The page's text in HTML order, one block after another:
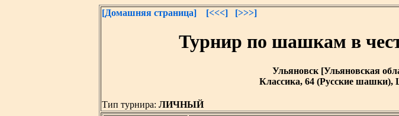
[Домашняя страница] [<<<] [>>>]
Турнир по шашкам в
Ульяновск [Ульяновская
Классика, 64 (Русские шашки),
Тип турнира: ЛИЧНЫЙ